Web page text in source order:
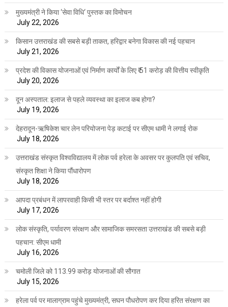
मुख्यमंत्री ने किया ‘सेवा विधि‘ पुस्तक का विमोचन
July 22, 2026
किसान उत्तराखंड की सबसे बड़ी ताकत, हरिद्वार बनेगा विकास की नई पहचान
July 21, 2026
प्रदेश की विकास योजनाओं एवं निर्माण कार्यों के लिए ₹ 51 करोड़ की वित्तीय स्वीकृति
July 20, 2026
दून अस्पताल: इलाज से पहले व्यवस्था का इलाज कब होगा?
July 19, 2026
देहरादून-ऋषिकेश चार लेन परियोजना पेड़ कटाई पर सीएम धामी ने लगाई रोक
July 18, 2026
उत्तराखंड संस्कृत विश्वविद्यालय में लोक पर्व हरेला के अवसर पर कुलपति एवं सचिव,
संस्कृत शिक्षा ने किया पौंधारोपण
July 18, 2026
आपदा प्रबंधन में लापरवाही किसी भी स्तर पर बर्दाश्त नहीं होगी
July 17, 2026
लोक संस्कृति, पर्यावरण संरक्षण और सामाजिक समरसता उत्तराखंड की सबसे बड़ी
पहचान: सीएम धामी
July 16, 2026
चमोली जिले को 113.99 करोड़ योजनाओं की सौगात
July 15, 2026
हरेला पर्व पर मालाग्राम पहुंचे मुख्यमंत्री, सघन पौधरोपण कर दिया हरित संरक्षण का